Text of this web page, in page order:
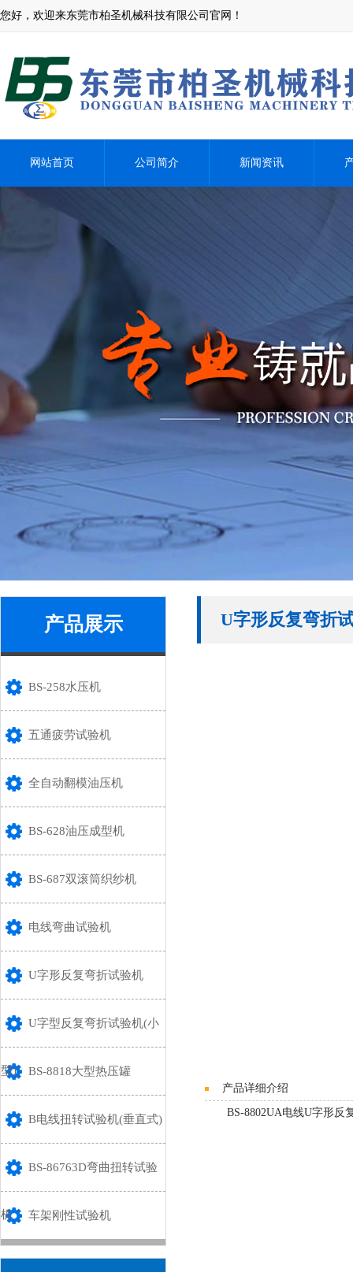
您好，欢迎来东莞市柏圣机械科技有限公司官网！
网站首页 公司简介 新闻资讯
产品展示
BS-258水压机
五通疲劳试验机
全自动翻模油压机
BS-628油压成型机
BS-687双滚筒织纱机
电线弯曲试验机
U字形反复弯折试验机
U字型反复弯折试验机(小
型) BS-8818大型热压罐
B电线扭转试验机(垂直式)
BS-86763D弯曲扭转试验
机 车架刚性试验机
U字形反复弯折
产品详细介绍
BS-8802UA电线U字形反